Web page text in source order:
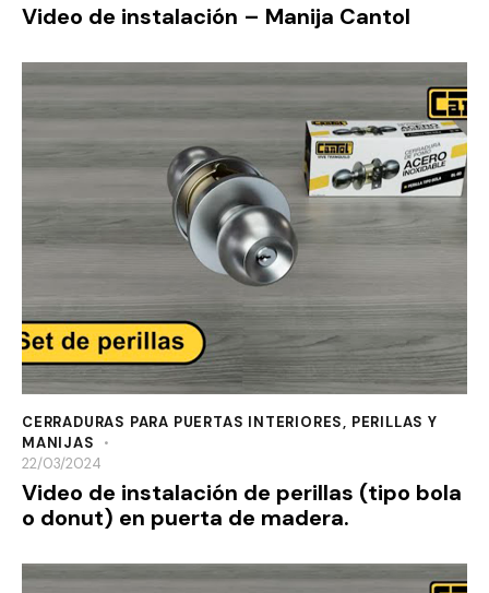
Video de instalación – Manija Cantol
CERRADURAS PARA PUERTAS INTERIORES, PERILLAS Y
MANIJAS
22/03/2024
Video de instalación de perillas (tipo bola
o donut) en puerta de madera.